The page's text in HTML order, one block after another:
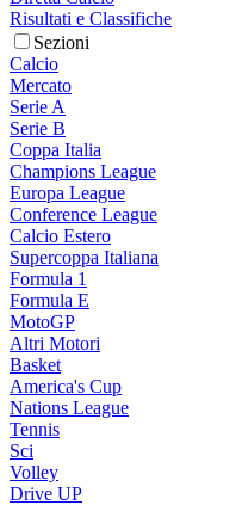
Risultati e Classifiche
Sezioni
Calcio
Mercato
Serie A
Serie B
Coppa Italia
Champions League
Europa League
Conference League
Calcio Estero
Supercoppa Italiana
Formula 1
Formula E
MotoGP
Altri Motori
Basket
America's Cup
Nations League
Tennis
Sci
Volley
Drive UP